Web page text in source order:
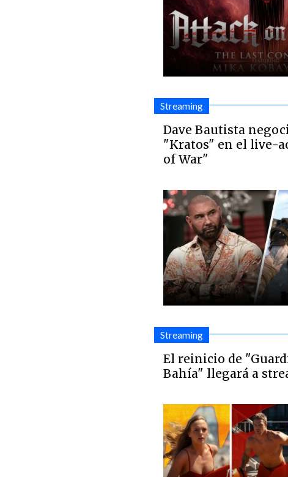
Streaming
Dave Bautista
"Kratos" en el live-
of War"
Streaming
El reinicio de
Bahía" llegará a